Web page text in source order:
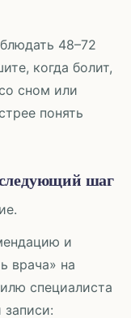
48–72
когда болит,
сном или
понять
шаг
и
врача» на
специалиста